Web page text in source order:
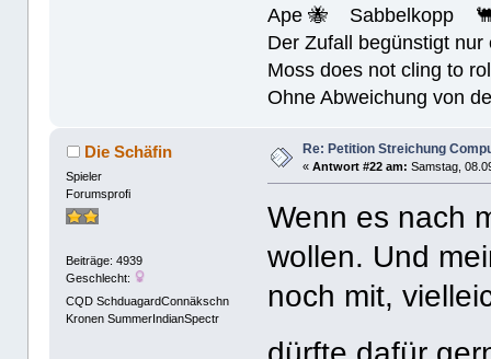
Ape 🐝 Sabbelkopp
Der Zufall begünstigt
Moss does not cling to
Ohne Abweichung von
Die Schäfin
Spieler
Forumsprofi
Beiträge: 4939
Geschlecht:
CQD SchduagardConnäkschn
Kronen SummerIndianSpectr
Re: Petition Streichung
«Antwort #22 am: Samstag,
Wenn es nach
wollen. Und
noch mit,